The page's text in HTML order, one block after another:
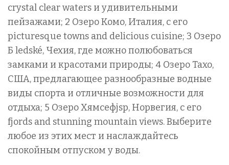
crystal clear waters и удивительными
пейзажами; 2 Озеро Комо, Италия, с его
picturesque towns and delicious cuisine; 3 Озеро
Б ledské, Чехия, где можно полюбоваться
замками и красотами природы; 4 Озеро Тахо,
США, предлагающее разнообразные водные
виды спорта и отличные возможности для
отдыха; 5 Озеро Хямсефjsp, Норвегия, с его
fjords and stunning mountain views. Выберите
любое из этих мест и наслаждайтесь
спокойным отпуском у воды.